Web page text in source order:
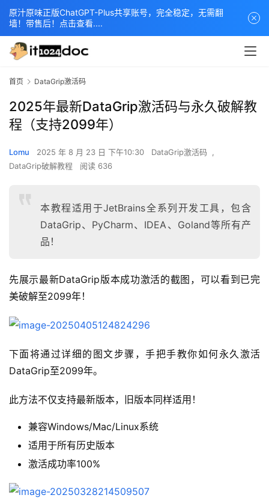
首页 DataGrip激活码
2025年最新DataGrip激活码与永久破解教
程（支持2099年）
Lomu 2025 年 8 月 23 日 下午10:30 DataGrip激活码
,
DataGrip破解教程
阅读 636
本教程适用于JetBrains全系列开发工具，包含
DataGrip、PyCharm、IDEA、Goland等所有产
品！
先展示最新DataGrip版本成功激活的截图，可以看到已完
美破解至2099年！
下面将通过详细的图文步骤，手把手教你如何永久激活
DataGrip至2099年。
此方法不仅支持最新版本，旧版本同样适用！
兼容Windows/Mac/Linux系统
适用于所有历史版本
激活成功率100%
原汁原味正版ChatGPT-Plus共享账号，完全稳定，无需翻
墙！带售后！点击查看....